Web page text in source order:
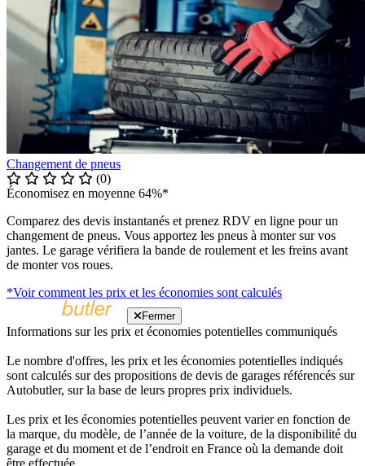
Changement de pneus
(0)
Économisez en moyenne 64%*
Comparez des devis instantanés et prenez RDV en ligne pour un
changement de pneus. Vous apportez les pneus à monter sur vos
jantes. Le garage vérifiera la bande de roulement et les freins avant
de monter vos roues.
*Voir comment les prix et les économies sont calculés
Fermer
Informations sur les prix et économies potentielles communiqués
Le nombre d'offres, les prix et les économies potentielles indiqués
sont calculés sur des propositions de devis de garages référencés sur
Autobutler, sur la base de leurs propres prix individuels.
Les prix et les économies potentielles peuvent varier en fonction de
la marque, du modèle, de l’année de la voiture, de la disponibilité du
garage et du moment et de l’endroit en France où la demande doit
être effectuée.